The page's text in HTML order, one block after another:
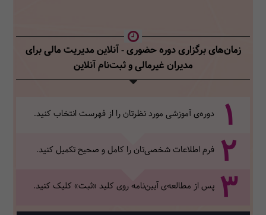
زمان‌های برگزاری دوره حضوری - آنلاین مدیریت مالی برای
مدیران غیرمالیو ثبت‌نام آنلاین
1 دوره‌ی آموزشی مورد نظرتان را از فهرست انتخاب کنید.
2 فرم اطلاعات شخصی‌تان‌ را کامل و صحیح تکمیل کنید.
3 پس از مطالعه‌ی آیین‌نامه روی کلید «ثبت» کلیک کنید.